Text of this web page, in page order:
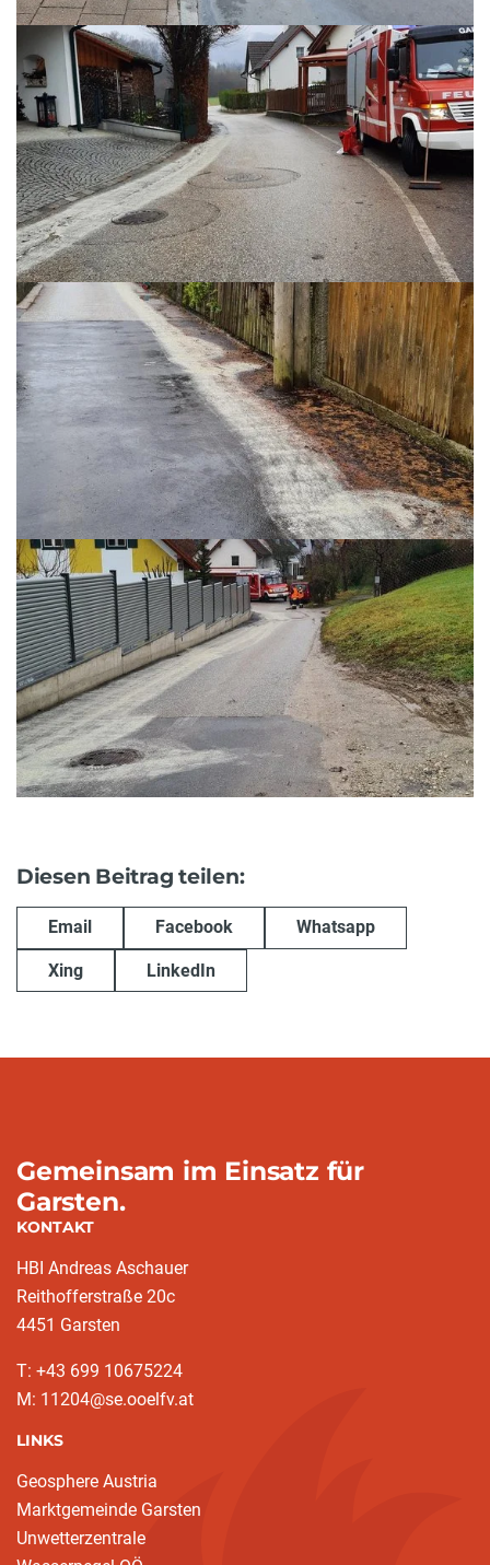
Diesen Beitrag teilen:
Email Facebook Whatsapp
Xing LinkedIn
Gemeinsam im Einsatz für
Garsten.
KONTAKT
HBI Andreas Aschauer
Reithofferstraße 20c
4451 Garsten
T: ‭+43 699 10675224‬
M: 11204@se.ooelfv.at
LINKS
Geosphere Austria
Marktgemeinde Garsten
Unwetterzentrale